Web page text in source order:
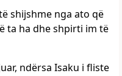
shijshme nga ato që
ta ha dhe shpirti im të
ndërsa Isaku i fliste